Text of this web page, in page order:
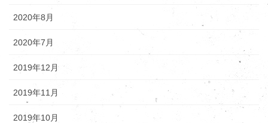
2020年8月
2020年7月
2019年12月
2019年11月
2019年10月